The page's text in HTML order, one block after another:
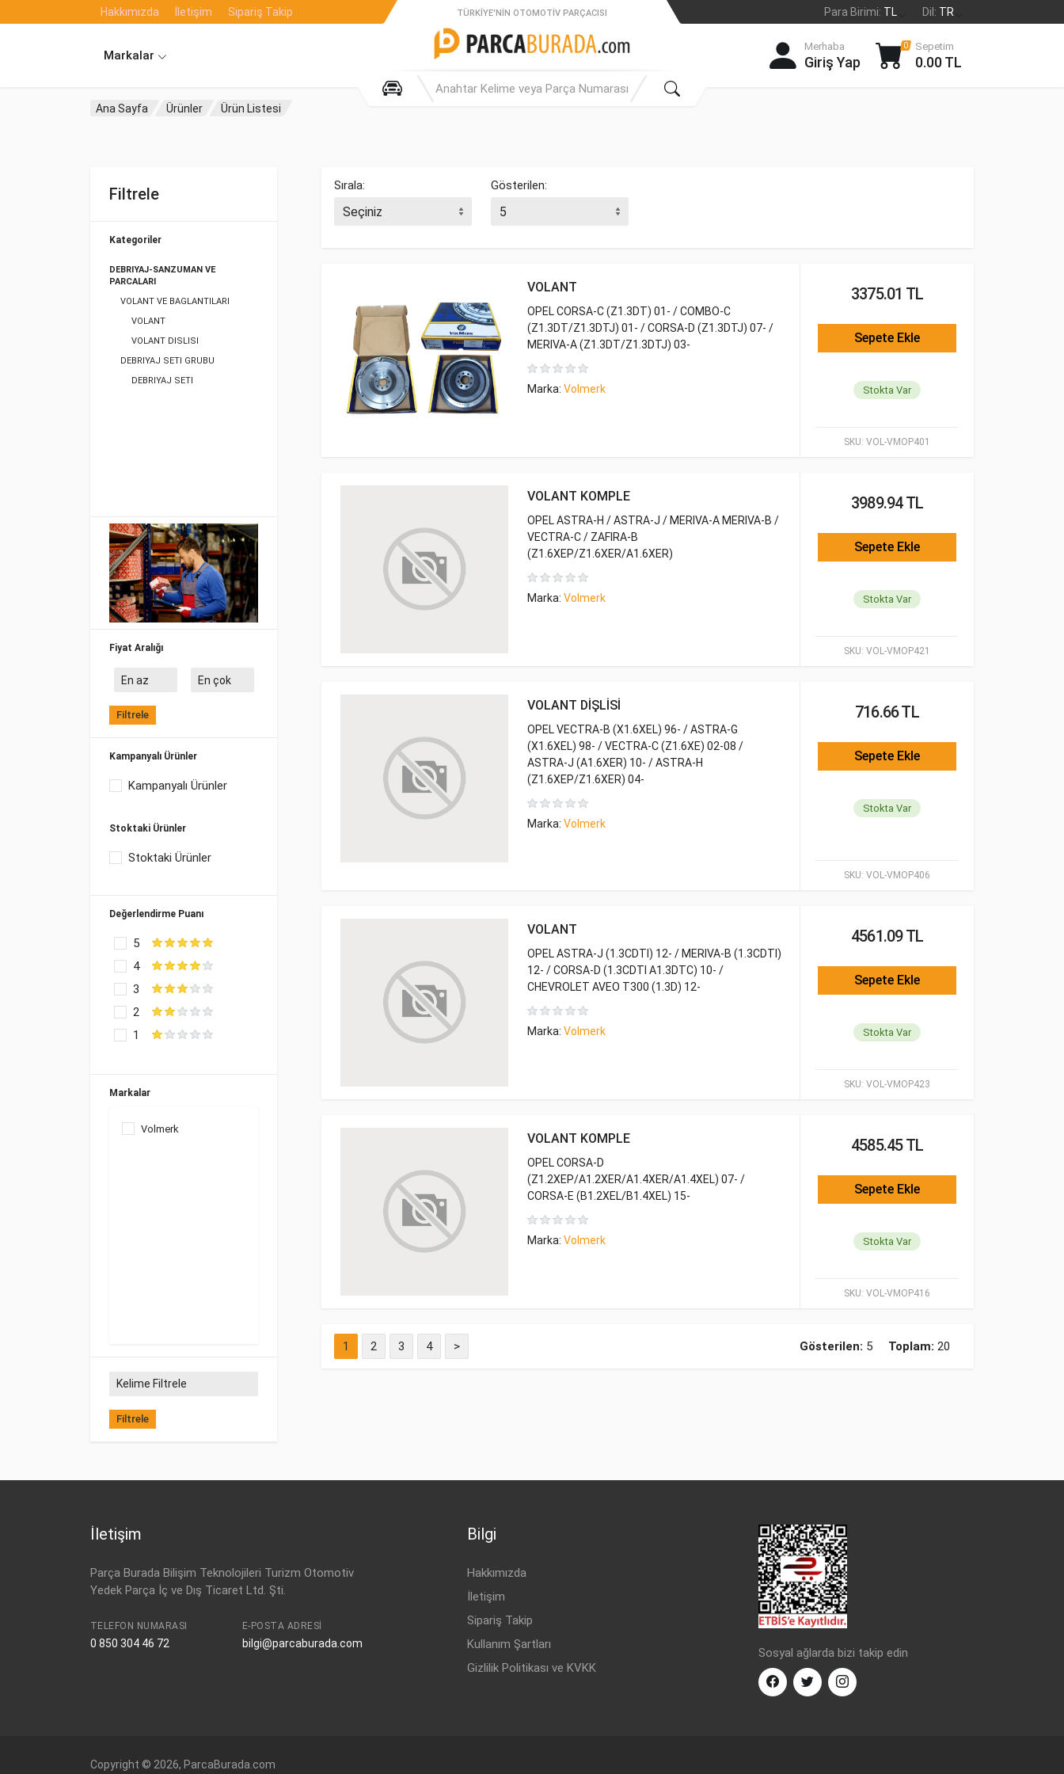
Hakkımızda İletişim Sipariş Takip Para Birimi: TL Dil: TR
Markalar
TÜRKIYE'NIN OTOMOTIV PARÇACISI
Merhaba
Giriş Yap
0 Sepetim
0.00 TL
Ana Sayfa Ürünler Ürün Listesi
Filtrele
Kategoriler
DEBRIYAJ-SANZUMAN VE
PARCALARI
VOLANT VE BAGLANTILARI
VOLANT
VOLANT DISLISI
DEBRIYAJ SETI GRUBU
DEBRIYAJ SETI
Fiyat Aralığı
Filtrele
Kampanyalı Ürünler
Kampanyalı Ürünler
Stoktaki Ürünler
Stoktaki Ürünler
Değerlendirme Puanı
5
4
3
2
1
Markalar
Volmerk
Filtrele
Sırala: Gösterilen:
SKU: VOL-VMOP401
VOLANT
OPEL CORSA-C (Z1.3DT) 01- / COMBO-C
(Z1.3DT/Z1.3DTJ) 01- / CORSA-D (Z1.3DTJ) 07- /
MERIVA-A (Z1.3DT/Z1.3DTJ) 03-
Marka: Volmerk
3375.01 TL
Sepete Ekle
Stokta Var
SKU: VOL-VMOP421
VOLANT KOMPLE
OPEL ASTRA-H / ASTRA-J / MERIVA-A MERIVA-B /
VECTRA-C / ZAFIRA-B
(Z1.6XEP/Z1.6XER/A1.6XER)
Marka: Volmerk
3989.94 TL
Sepete Ekle
Stokta Var
SKU: VOL-VMOP406
VOLANT DİŞLİSİ
OPEL VECTRA-B (X1.6XEL) 96- / ASTRA-G
(X1.6XEL) 98- / VECTRA-C (Z1.6XE) 02-08 /
ASTRA-J (A1.6XER) 10- / ASTRA-H
(Z1.6XEP/Z1.6XER) 04-
Marka: Volmerk
716.66 TL
Sepete Ekle
Stokta Var
SKU: VOL-VMOP423
VOLANT
OPEL ASTRA-J (1.3CDTI) 12- / MERIVA-B (1.3CDTI)
12- / CORSA-D (1.3CDTI A1.3DTC) 10- /
CHEVROLET AVEO T300 (1.3D) 12-
Marka: Volmerk
4561.09 TL
Sepete Ekle
Stokta Var
SKU: VOL-VMOP416
VOLANT KOMPLE
OPEL CORSA-D
(Z1.2XEP/A1.2XER/A1.4XER/A1.4XEL) 07- /
CORSA-E (B1.2XEL/B1.4XEL) 15-
Marka: Volmerk
4585.45 TL
Sepete Ekle
Stokta Var
1 2 3 4 > Gösterilen: 5 Toplam: 20
İletişim
Parça Burada Bilişim Teknolojileri Turizm Otomotiv
Yedek Parça İç ve Dış Ticaret Ltd. Şti.
TELEFON NUMARASI
0 850 304 46 72
E-POSTA ADRESI
bilgi@parcaburada.com
Bilgi
Hakkımızda
İletişim
Sipariş Takip
Kullanım Şartları
Gizlilik Politikası ve KVKK
Sosyal ağlarda bizi takip edin
Copyright © 2026, ParcaBurada.com